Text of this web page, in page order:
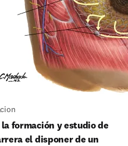
la formación y estudio de
el disponer de un